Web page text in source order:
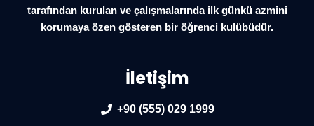
tarafından kurulan ve çalışmalarında ilk günkü azmini
korumaya özen gösteren bir öğrenci kulübüdür.
İletişim
+90 (555) 029 1999